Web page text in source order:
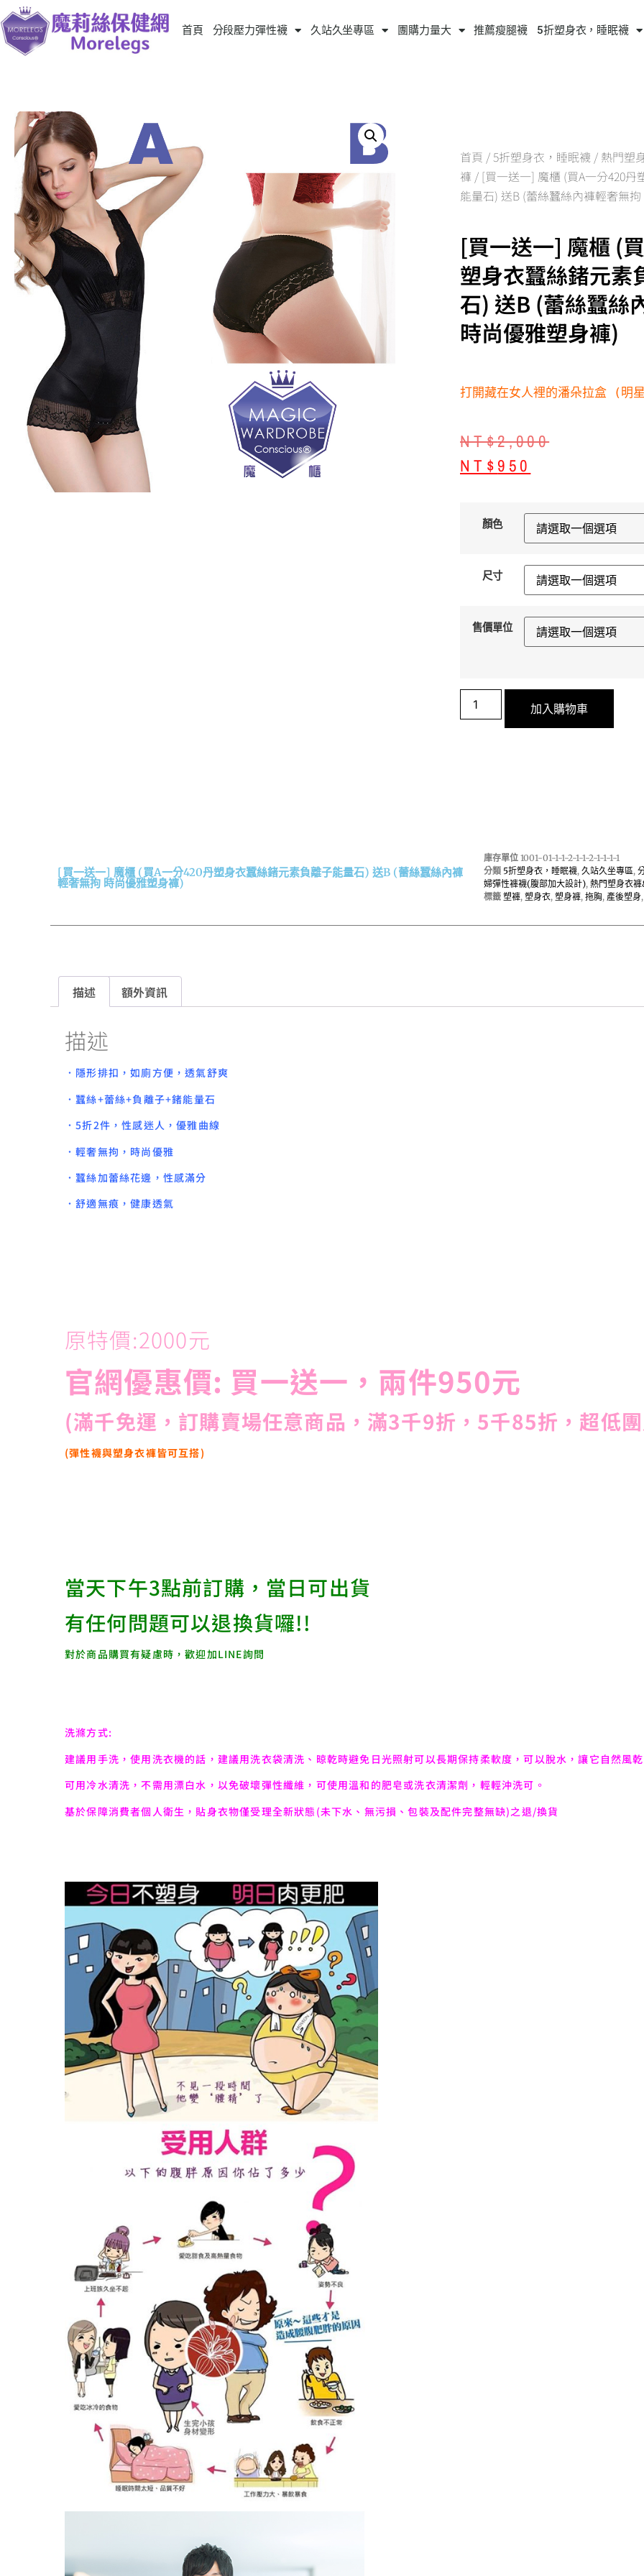
首頁 分段壓力彈性襪 久站久坐專區 團購力量大 推薦瘦腿襪 5折塑身衣，睡眠襪
首頁 /5折塑身衣，睡眠襪 / 熱門塑
褲 / [買一送一] 魔櫃 (買A一分420
能量石) 送B (蕾絲蠶絲內褲輕奢無
[買一送一] 魔櫃 (
塑身衣蠶絲鍺元素
石) 送B (蕾絲蠶絲
時尚優雅塑身褲)
打開藏在女人裡的潘朵拉盒 (明
NT$2,000
NT$950
顏色
尺寸
售價單位
加入購物車
[買一送一] 魔櫃 (買A一分420丹塑身衣蠶絲鍺元素負離子能量石) 送B (蕾絲蠶絲內褲
輕奢無拘 時尚優雅塑身褲)
庫存單位1001-01-1-1-2-1-1-2-1-1-1-1
分類 5折塑身衣，睡眠襪,久站久坐專區,
婦彈性褲襪(腹部加大設計),熱門塑身衣
標籤 塑褲,塑身衣,塑身褲,拖胸, 產後塑身
描述 額外資訊
描述
．隱形排扣，如廁方便，透氣舒爽
．蠶絲+蕾絲+負離子+鍺能量石
．5折2件，性感迷人，優雅曲線
．輕奢無拘，時尚優雅
．蠶絲加蕾絲花邊，性感滿分
．舒適無痕，健康透氣
原特價:2000元
官網優惠價: 買一送一，兩件950元
(滿千免運，訂購賣場任意商品，滿3千9折，5千85折，超低
(彈性襪與塑身衣褲皆可互搭)
當天下午3點前訂購，當日可出貨
有任何問題可以退換貨囉!!
對於商品購買有疑慮時，歡迎加LINE詢問
洗滌方式:
建議用手洗，使用洗衣機的話，建議用洗衣袋清洗、晾乾時避免日光照射可以長期保持柔軟度，可以脫水，讓它自然風
可用冷水清洗，不需用漂白水，以免破壞彈性纖維，可使用溫和的肥皂或洗衣清潔劑，輕輕沖洗可。
基於保障消費者個人衛生，貼身衣物僅受理全新狀態(未下水、無污損、包裝及配件完整無缺)之退/換貨